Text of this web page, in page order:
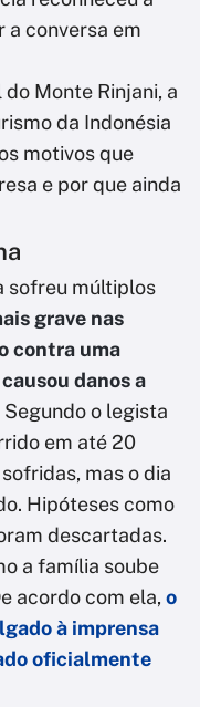
a conversa em
Monte Rinjani, a
da Indonésia
motivos que
e por que ainda
sofreu múltiplos
grave nas
contra uma
danos a
Segundo o legista
em até 20
mas o dia
Hipóteses como
descartadas.
a família soube
acordo com ela, o
à imprensa
oficialmente